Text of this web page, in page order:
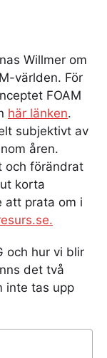
Willmer om
världen. För
FOAM
här länken.
subjektivt av
åren.
och förändrat
korta
att prata om i
och hur vi blir
det två
inte tas upp